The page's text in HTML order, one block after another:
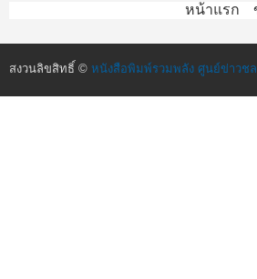
หน้าแรก
สงวนลิขสิทธิ์ © หนังสือพิมพ์รวมพลัง ศูนย์ข่าวช